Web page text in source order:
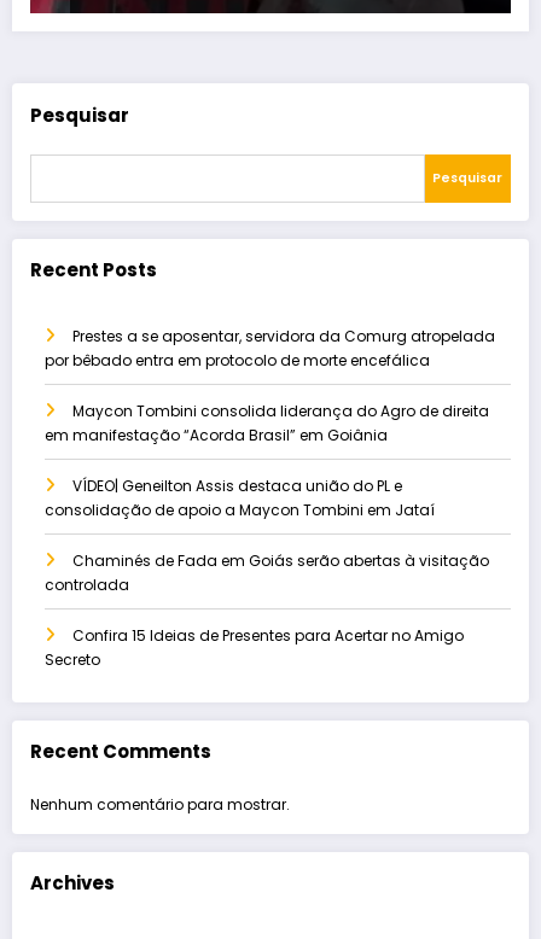
Pesquisar
Pesquisar
Recent Posts
Prestes a se aposentar, servidora da Comurg atropelada
por bêbado entra em protocolo de morte encefálica
Maycon Tombini consolida liderança do Agro de direita
em manifestação “Acorda Brasil” em Goiânia
VÍDEO| Geneilton Assis destaca união do PL e
consolidação de apoio a Maycon Tombini em Jataí
Chaminés de Fada em Goiás serão abertas à visitação
controlada
Confira 15 Ideias de Presentes para Acertar no Amigo
Secreto
Recent Comments
Nenhum comentário para mostrar.
Archives